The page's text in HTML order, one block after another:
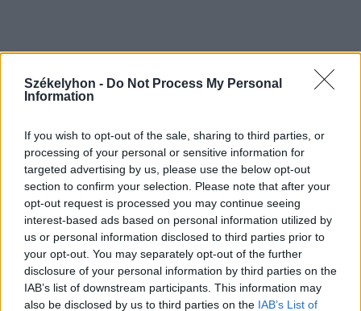
Székelyhon - Do Not Process My Personal
Information
If you wish to opt-out of the sale, sharing to third parties, or
processing of your personal or sensitive information for
targeted advertising by us, please use the below opt-out
section to confirm your selection. Please note that after your
opt-out request is processed you may continue seeing
interest-based ads based on personal information utilized by
us or personal information disclosed to third parties prior to
your opt-out. You may separately opt-out of the further
disclosure of your personal information by third parties on the
IAB’s list of downstream participants. This information may
also be disclosed by us to third parties on the IAB’s List of
Hasznos
Impresszum
Szerzői jogok
Adatvédelmi tájékoztató
Cookie-kezelési tájékoztató